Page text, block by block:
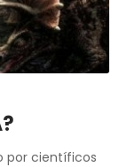
por científicos